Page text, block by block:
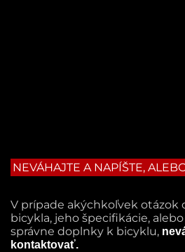
NEVÁHAJTE A NAPÍŠTE,
V prípade akýchkoľvek otázok
bicykla, jeho špecifikácie,
správne doplnky k bicyklu,
kontaktovať.